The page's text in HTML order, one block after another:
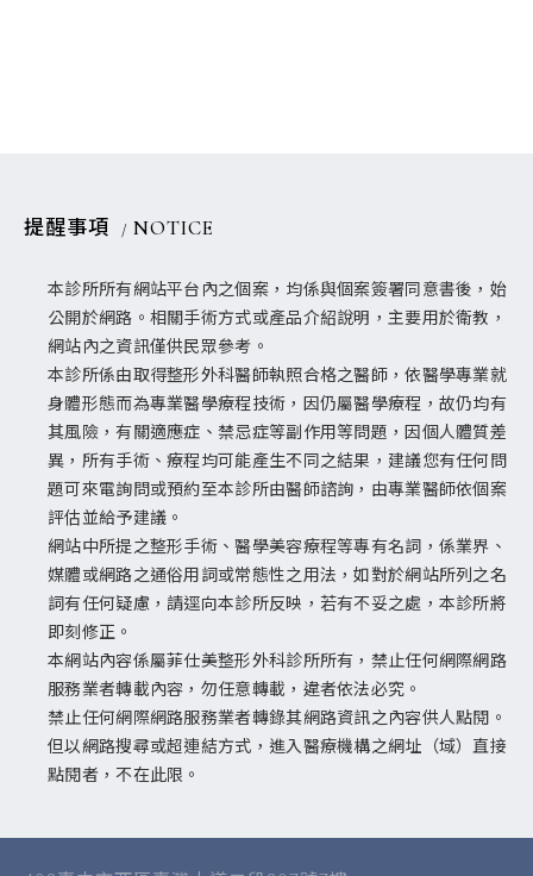
提醒事項 NOTICE
本診所所有網站平台內之個案，均係與個案簽署同意書後，始
公開於網路。相關手術方式或產品介紹說明，主要用於衛教，
網站內之資訊僅供民眾參考。
本診所係由取得整形外科醫師執照合格之醫師，依醫學專業就
身體形態而為專業醫學療程技術，因仍屬醫學療程，故仍均有
其風險，有關適應症、禁忌症等副作用等問題，因個人體質差
異，所有手術、療程均可能產生不同之結果，建議您有任何問
題可來電詢問或預約至本診所由醫師諮詢，由專業醫師依個案
評估並給予建議。
網站中所提之整形手術、醫學美容療程等專有名詞，係業界、
媒體或網路之通俗用詞或常態性之用法，如對於網站所列之名
詞有任何疑慮，請逕向本診所反映，若有不妥之處，本診所將
即刻修正。
本網站內容係屬菲仕美整形外科診所所有，禁止任何網際網路
服務業者轉載內容，勿任意轉載，違者依法必究。
禁止任何網際網路服務業者轉錄其網路資訊之內容供人點閱。
但以網路搜尋或超連結方式，進入醫療機構之網址（域）直接
點閱者，不在此限。